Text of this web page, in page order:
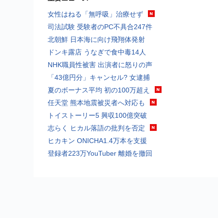
女性はねる「無呼吸」治療せず
司法試験 受験者のPC不具合247件
北朝鮮 日本海に向け飛翔体発射
ドンキ露店 うなぎで食中毒14人
NHK職員性被害 出演者に怒りの声
「43億円分」キャンセル? 女逮捕
夏のボーナス平均 初の100万超え
任天堂 熊本地震被災者へ対応も
トイストーリー5 興収100億突破
志らく ヒカル落語の批判を否定
ヒカキン ONICHA1.4万本を支援
登録者223万YouTuber 離婚を撤回